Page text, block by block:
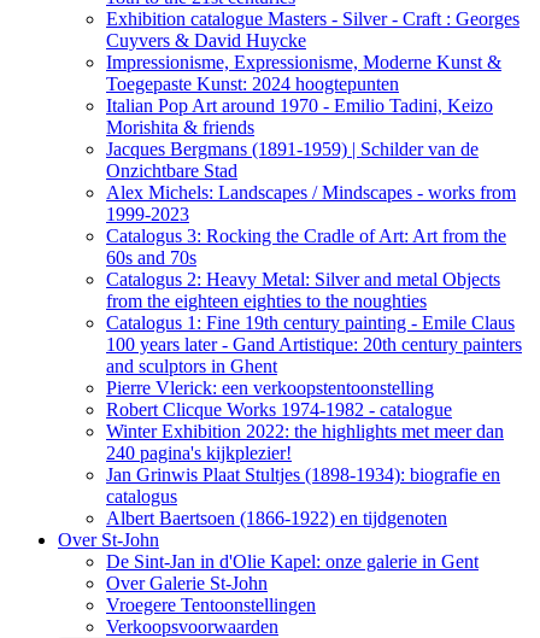
Exhibition catalogue Masters - Silver - Craft : Georges
Cuyvers & David Huycke
Impressionisme, Expressionisme, Moderne Kunst &
Toegepaste Kunst: 2024 hoogtepunten
Italian Pop Art around 1970 - Emilio Tadini, Keizo
Morishita & friends
Jacques Bergmans (1891-1959) | Schilder van de
Onzichtbare Stad
Alex Michels: Landscapes / Mindscapes - works from
1999-2023
Catalogus 3: Rocking the Cradle of Art: Art from the
60s and 70s
Catalogus 2: Heavy Metal: Silver and metal Objects
from the eighteen eighties to the noughties
Catalogus 1: Fine 19th century painting - Emile Claus
100 years later - Gand Artistique: 20th century painters
and sculptors in Ghent
Pierre Vlerick: een verkoopstentoonstelling
Robert Clicque Works 1974-1982 - catalogue
Winter Exhibition 2022: the highlights met meer dan
240 pagina's kijkplezier!
Jan Grinwis Plaat Stultjes (1898-1934): biografie en
catalogus
Albert Baertsoen (1866-1922) en tijdgenoten
Over St-John
De Sint-Jan in d'Olie Kapel: onze galerie in Gent
Over Galerie St-John
Vroegere Tentoonstellingen
Verkoopsvoorwaarden